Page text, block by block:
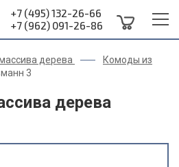
+7 (495) 132-26-66
+7 (962) 091-26-86
дерева
Комоды из
3
дерева